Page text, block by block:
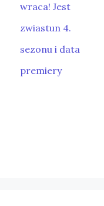
wraca! Jest
zwiastun 4.
sezonu i data
premiery